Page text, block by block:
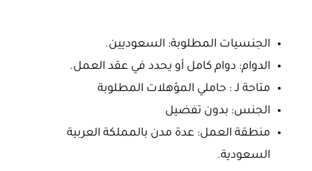
الجنسيات المطلوبة: السعوديين.
الدوام: دوام كامل أو يحدد في عقد العمل.
متاحة لـ : حاملي المؤهلات المطلوبة
الجنس: بدون تفضيل
منطقة العمل: عدة مدن بالمملكة العربية
السعودية.